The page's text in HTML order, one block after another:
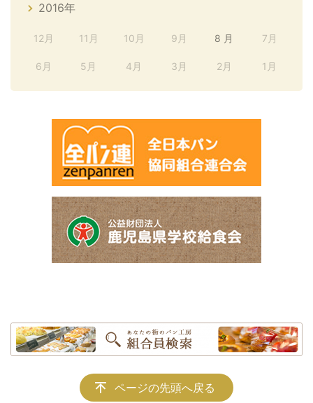
2016年
12月 11月 10月 9月 8 月 7月
6月 5月 4月 3月 2月 1月
ページの先頭へ戻る